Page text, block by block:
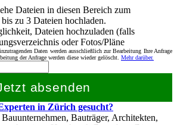
Dateien in diesen Bereich zum
zu 3 Dateien hochladen.
Dateien hochzuladen (falls
oder Fotos/Pläne
Daten werden ausschließlich zur Bearbeitung Ihre Anfrage
der Anfrage werden diese wieder gelöscht. Mehr darüber.
absenden
in Zürich gesucht?
Bauträger, Architekten,